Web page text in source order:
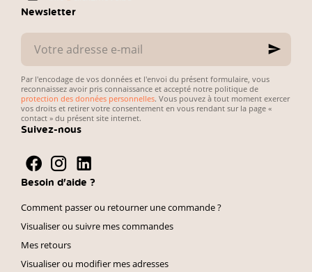
administratives.
Newsletter
Votre
adresse
e-
mail
Par l'encodage de vos données et l'envoi du présent formulaire, vous
reconnaissez avoir pris connaissance et accepté notre politique de
protection des données personnelles. Vous pouvez à tout moment exercer
vos droits et retirer votre consentement en vous rendant sur la page «
contact » du présent site internet.
Suivez-nous
Besoin d'aide ?
Comment passer ou retourner une commande ?
Visualiser ou suivre mes commandes
Mes retours
Visualiser ou modifier mes adresses